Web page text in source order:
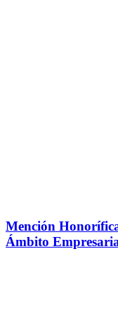
Mención
Ámbito